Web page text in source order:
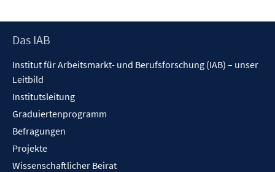
Footer
Das IAB
Institut für Arbeitsmarkt- und Berufsforschung (IAB) – unser
Leitbild
Institutsleitung
Graduiertenprogramm
Befragungen
Projekte
Wissenschaftlicher Beirat